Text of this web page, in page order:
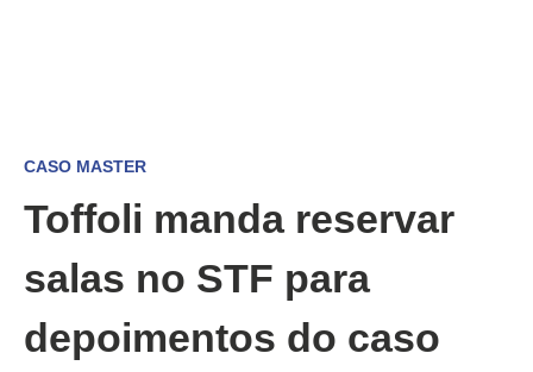
CASO MASTER
Toffoli manda reservar
salas no STF para
depoimentos do caso